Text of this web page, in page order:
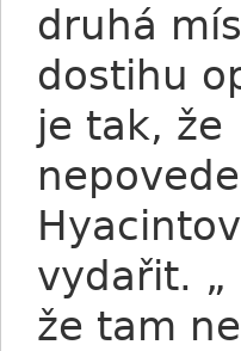
druhá
dostihu
je tak,
vydařit. „
že tam